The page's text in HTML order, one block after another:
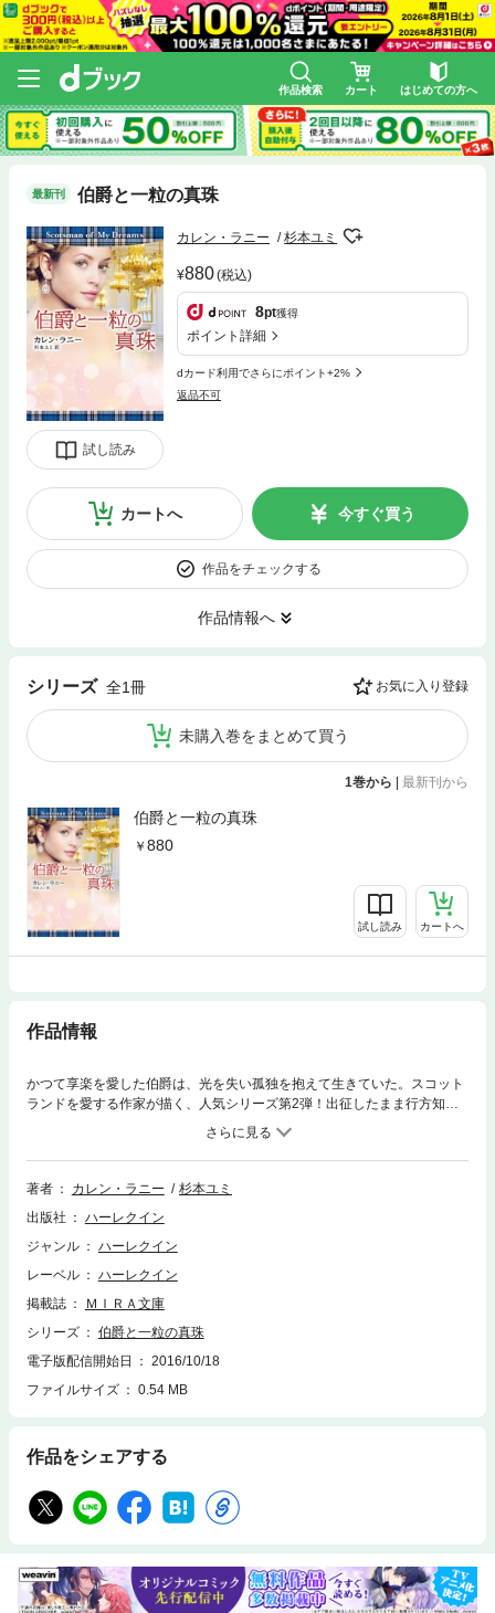
作品検索 カート はじめての方へ
最新刊 伯爵と一粒の真珠
試し読み
カレン・ラニー 杉本ユミ
880(税込)
8pt獲得
ポイント詳細
dカード利用でさらにポイント+2%
返品不可
カートへ 今すぐ買う
作品をチェックする
作品情報へ
シリーズ 全1冊 お気に入り登録
未購入巻をまとめて買う
1巻から | 最新刊から
伯爵と一粒の真珠
880
試し読み カートへ
作品情報
かつて享楽を愛した伯爵は、光を失い孤独を抱えて生きていた。スコット
ランドを愛する作家が描く、人気シリーズ第2弾！出征したまま行方知れ
ずの弟を捜し、ミネルヴァは強い決意を胸に伯爵家の扉を叩いた。もは
や、“ロンドンの放蕩男”と悪名高きラスミア伯爵に頼るほかない。弟は恥
知らずな伯爵に心酔し、愚かにも戦地へついて行ったのだ。ところがミネ
ルヴァは門前払いを食わされ、やむなく夜中に屋敷に忍び込む。そこにい
しい傷が走り、青い瞳は視力を失っているようだ。怒りを忘れ、同情心が
湧いたのも束の間、伯爵は彼女の話も聞かず、「出ていけ」と冷徹に追い
著者 カレン・ラニー
杉本ユミ
出版社
ハーレクイン
ジャンル
ハーレクイン
レーベル
ハーレクイン
掲載誌
ＭＩＲＡ文庫
シリーズ
伯爵と一粒の真珠
電子版配信開始日
2016/10/18
ファイルサイズ
0.54 MB
作品をシェアする